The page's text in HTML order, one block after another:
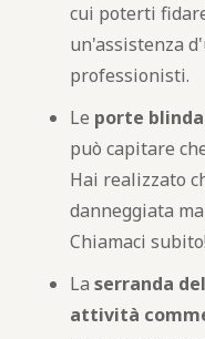
cui poterti
un'assistenza
professionisti.
Le porte
può capitare
Hai realizzato
danneggiata
Chiamaci subito!
La serranda
attività